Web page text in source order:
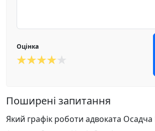
Оцінка
Поширені запитання
Який графік роботи адвоката Осадча